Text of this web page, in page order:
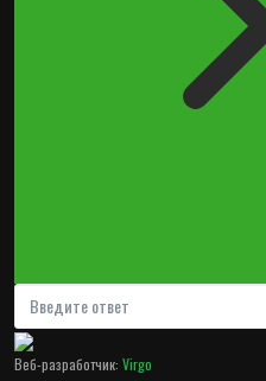
Веб-разработчик: Virgo